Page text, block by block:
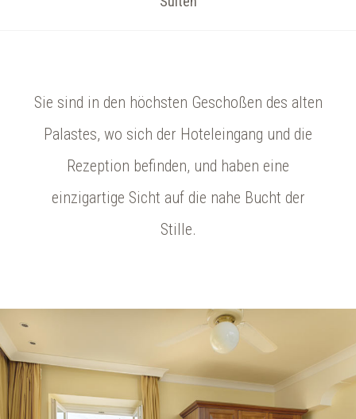
Sie sind in den höchsten Geschoßen des alten
Palastes, wo sich der Hoteleingang und die
Rezeption befinden, und haben eine
einzigartige Sicht auf die nahe Bucht der
Stille.